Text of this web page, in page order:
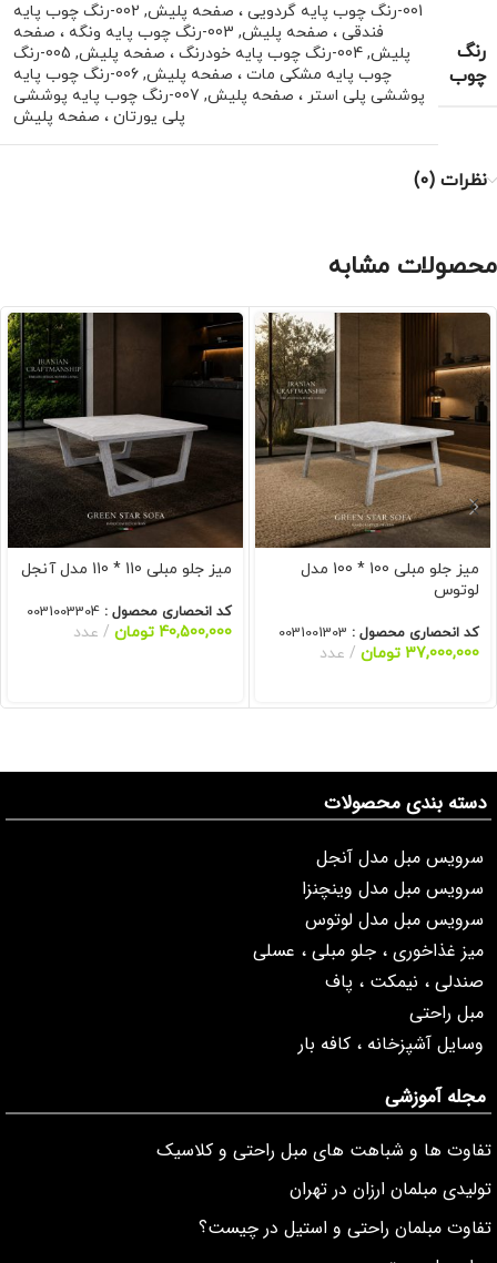
رنگ
چوب
001-رنگ چوب پایه گردویی ، صفحه پلیش ,
002-رنگ چوب پایه
فندقی ، صفحه پلیش,
003-رنگ چوب پایه ونگه ، صفحه
پلیش, 004-رنگ چوب پایه خودرنگ ، صفحه پلیش ,
005-رنگ
چوب پایه مشکی مات ، صفحه پلیش,
006-رنگ چوب پایه
پوششی پلی استر ، صفحه پلیش,
007-رنگ چوب پایه پوششی
پلی یورتان ، صفحه پلیش
نظرات (0)
محصولات مشابه
میز جلو مبلی 100 * 100 مدل
لوتوس
کد انحصاری محصول : 0031001303
37,000,000 تومان عدد
میز جلو مبلی 110 * 110 مدل آنجل
کد انحصاری محصول : 0031003304
40,500,000 تومان عدد
دسته بندی محصولات
سرویس مبل مدل آنجل
سرویس مبل مدل وینچنزا
سرویس مبل مدل لوتوس
میز غذاخوری ، جلو مبلی ، عسلی
صندلی ، نیمکت ، پاف
مبل راحتی
وسایل آشپزخانه ، کافه بار
مجله آموزشی
تفاوت ها و شباهت های مبل راحتی و کلاسیک
تولیدی مبلمان ارزان در تهران
تفاوت مبلمان راحتی و استیل در چیست؟